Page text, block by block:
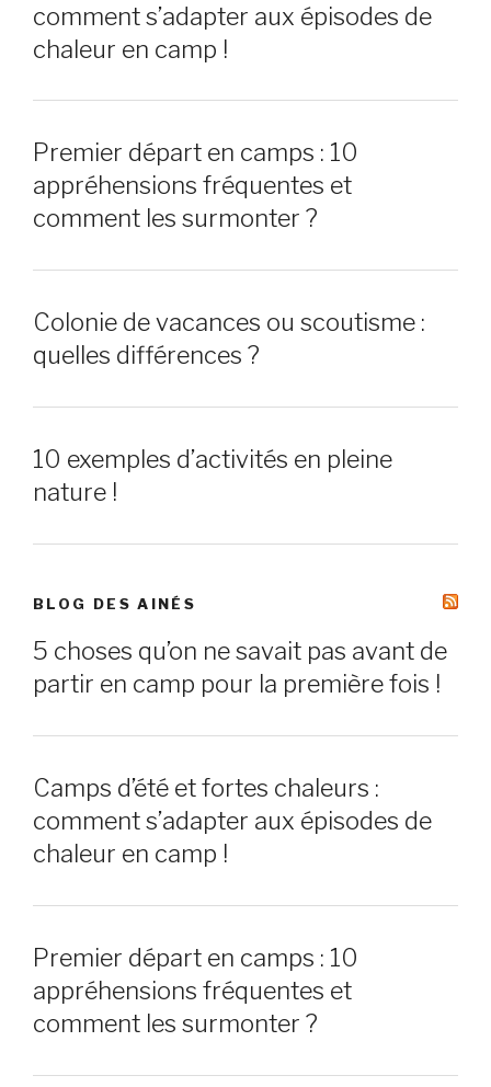
comment s’adapter aux épisodes de
chaleur en camp !
Premier départ en camps : 10
appréhensions fréquentes et
comment les surmonter ?
Colonie de vacances ou scoutisme :
quelles différences ?
10 exemples d’activités en pleine
nature !
BLOG DES AINÉS
5 choses qu’on ne savait pas avant de
partir en camp pour la première fois !
Camps d’été et fortes chaleurs :
comment s’adapter aux épisodes de
chaleur en camp !
Premier départ en camps : 10
appréhensions fréquentes et
comment les surmonter ?